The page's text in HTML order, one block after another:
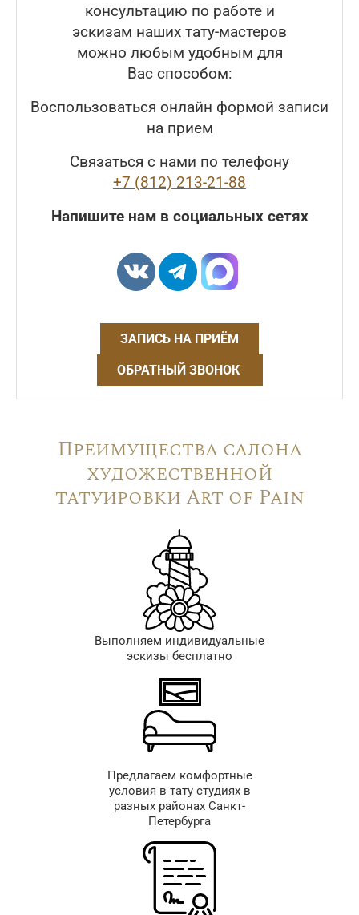
консультацию по работе и
эскизам наших тату-мастеров
можно любым удобным для
Вас способом:
Воспользоваться онлайн формой записи
на прием
Связаться с нами по телефону
+7 (812) 213-21-88
Напишите нам в социальных сетях
ЗАПИСЬ НА ПРИЁМ
ОБРАТНЫЙ ЗВОНОК
Преимущества салона
художественной
татуировки Art of Pain
Выполняем индивидуальные
эскизы бесплатно
Предлагаем комфортные
условия в тату студиях в
разных районах Санкт-
Петербурга